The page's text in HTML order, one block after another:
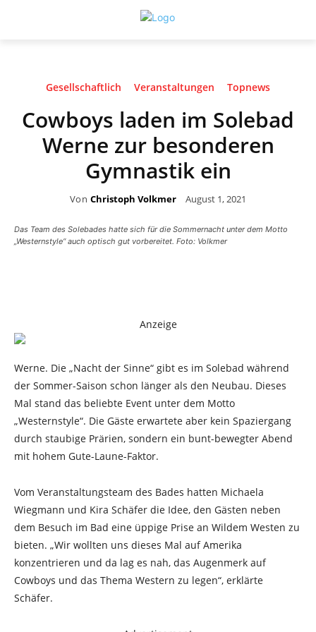
Gesellschaftlich Veranstaltungen Topnews
Cowboys laden im Solebad
Werne zur besonderen
Gymnastik ein
Von Christoph Volkmer August 1, 2021
Das Team des Solebades hatte sich für die Sommernacht unter dem Motto
„Westernstyle“ auch optisch gut vorbereitet. Foto: Volkmer
Anzeige
Werne. Die „Nacht der Sinne“ gibt es im Solebad während
der Sommer-Saison schon länger als den Neubau. Dieses
Mal stand das beliebte Event unter dem Motto
„Westernstyle“. Die Gäste erwartete aber kein Spaziergang
durch staubige Prärien, sondern ein bunt-bewegter Abend
mit hohem Gute-Laune-Faktor.
Vom Veranstaltungsteam des Bades hatten Michaela
Wiegmann und Kira Schäfer die Idee, den Gästen neben
dem Besuch im Bad eine üppige Prise an Wildem Westen zu
bieten. „Wir wollten uns dieses Mal auf Amerika
konzentrieren und da lag es nah, das Augenmerk auf
Cowboys und das Thema Western zu legen“, erklärte
Schäfer.